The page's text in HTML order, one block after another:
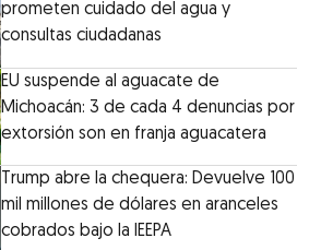
prometen cuidado del agua y
consultas ciudadanas
EU suspende al aguacate de
Michoacán: 3 de cada 4 denuncias por
extorsión son en franja aguacatera
Trump abre la chequera: Devuelve 100
mil millones de dólares en aranceles
cobrados bajo la IEEPA